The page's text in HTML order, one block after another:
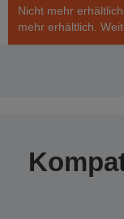
Nicht mehr
mehr erhältlich.